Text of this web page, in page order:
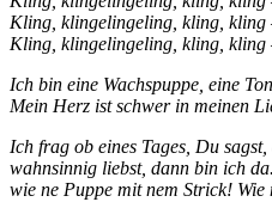
Kling, klingelingeling, kling, kling
Kling, klingelingeling, kling,
Ich bin eine Wachspuppe, eine
Mein Herz ist schwer in meinen
Ich frag ob eines Tages, Du
wahnsinnig liebst, dann bin ich da.
wie ne Puppe mit nem Strick!